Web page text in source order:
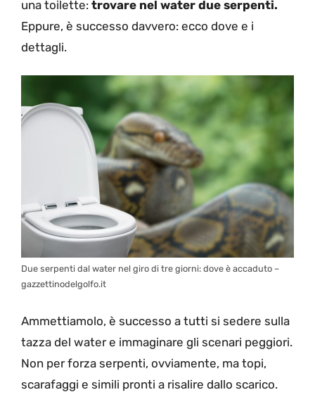
una toilette: trovare nel water due serpenti.
Eppure, è successo davvero: ecco dove e i
dettagli.
Due serpenti dal water nel giro di tre giorni: dove è accaduto –
gazzettinodelgolfo.it
Ammettiamolo, è successo a tutti si sedere sulla
tazza del water e immaginare gli scenari peggiori.
Non per forza serpenti, ovviamente, ma topi,
scarafaggi e simili pronti a risalire dallo scarico.